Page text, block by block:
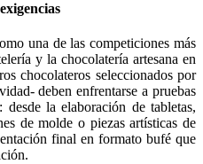
una de las competiciones más
y la chocolatería artesana en
chocolateros seleccionados por
deben enfrentarse a pruebas
la elaboración de tabletas,
de molde o piezas artísticas de
final en formato bufé que